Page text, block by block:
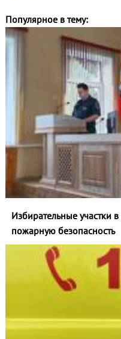
Популярное в тему:
Избирательные участки
пожарную безопасность